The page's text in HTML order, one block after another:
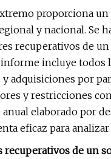
proporciona
y nacional. Se
recuperativos de
incluye todos
adquisiciones por
y restricciones
elaborado por
eficaz para analizar
recuperativos de un